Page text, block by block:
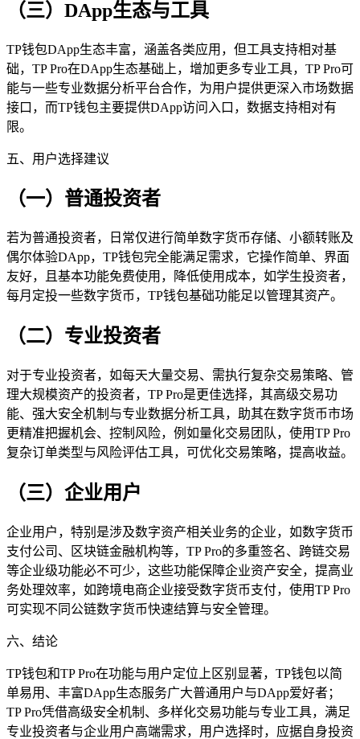
（三）DApp生态与工具
TP钱包DApp生态丰富，涵盖各类应用，但工具支持相对基
础，TP Pro在DApp生态基础上，增加更多专业工具，TP Pro可
能与一些专业数据分析平台合作，为用户提供更深入市场数据
接口，而TP钱包主要提供DApp访问入口，数据支持相对有
限。
五、用户选择建议
（一）普通投资者
若为普通投资者，日常仅进行简单数字货币存储、小额转账及
偶尔体验DApp，TP钱包完全能满足需求，它操作简单、界面
友好，且基本功能免费使用，降低使用成本，如学生投资者，
每月定投一些数字货币，TP钱包基础功能足以管理其资产。
（二）专业投资者
对于专业投资者，如每天大量交易、需执行复杂交易策略、管
理大规模资产的投资者，TP Pro是更佳选择，其高级交易功
能、强大安全机制与专业数据分析工具，助其在数字货币市场
更精准把握机会、控制风险，例如量化交易团队，使用TP Pro
复杂订单类型与风险评估工具，可优化交易策略，提高收益。
（三）企业用户
企业用户，特别是涉及数字资产相关业务的企业，如数字货币
支付公司、区块链金融机构等，TP Pro的多重签名、跨链交易
等企业级功能必不可少，这些功能保障企业资产安全，提高业
务处理效率，如跨境电商企业接受数字货币支付，使用TP Pro
可实现不同公链数字货币快速结算与安全管理。
六、结论
TP钱包和TP Pro在功能与用户定位上区别显著，TP钱包以简
单易用、丰富DApp生态服务广大普通用户与DApp爱好者；
TP Pro凭借高级安全机制、多样化交易功能与专业工具，满足
专业投资者与企业用户高端需求，用户选择时，应据自身投资